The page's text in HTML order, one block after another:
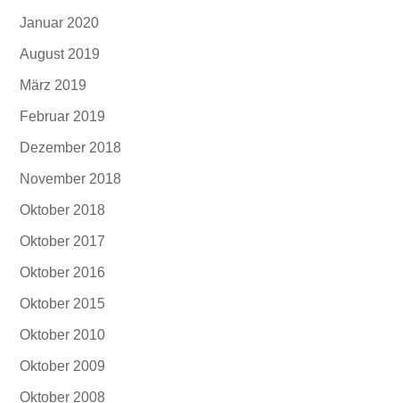
Januar 2020
August 2019
März 2019
Februar 2019
Dezember 2018
November 2018
Oktober 2018
Oktober 2017
Oktober 2016
Oktober 2015
Oktober 2010
Oktober 2009
Oktober 2008